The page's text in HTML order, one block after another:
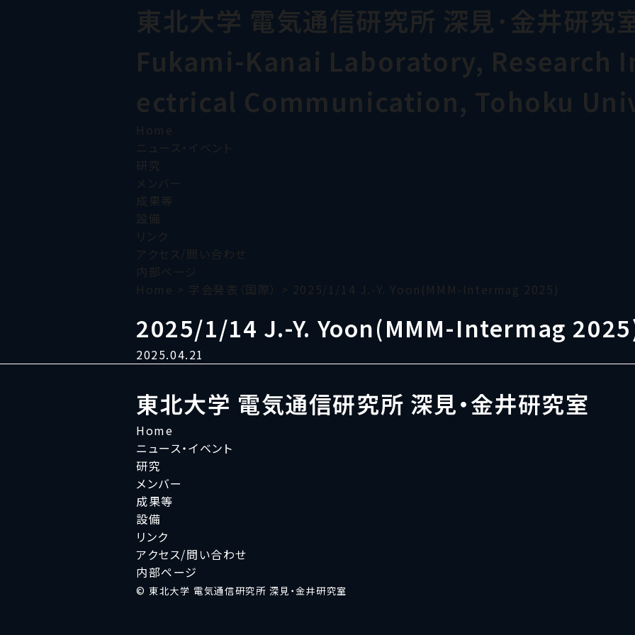
東北大学 電気通信研究所 深見･金井研究
Fukami-Kanai Laboratory, Research
ectrical Communication, Tohoku
Home
ニュース・イベント
研究
メンバー
成果等
設備
リンク
アクセス/問い合わせ
内部ページ
Home > 学会発表（国際） > 2025/1/14 J.-Y. Yoon(MMM-Intermag 2025)
2025/1/14 J.-Y. Yoon(MMM-Intermag
2025.04.21
東北大学 電気通信研究所 深見・金井研究室
Home
ニュース・イベント
研究
メンバー
成果等
設備
リンク
アクセス/問い合わせ
内部ページ
© 東北大学 電気通信研究所 深見・金井研究室